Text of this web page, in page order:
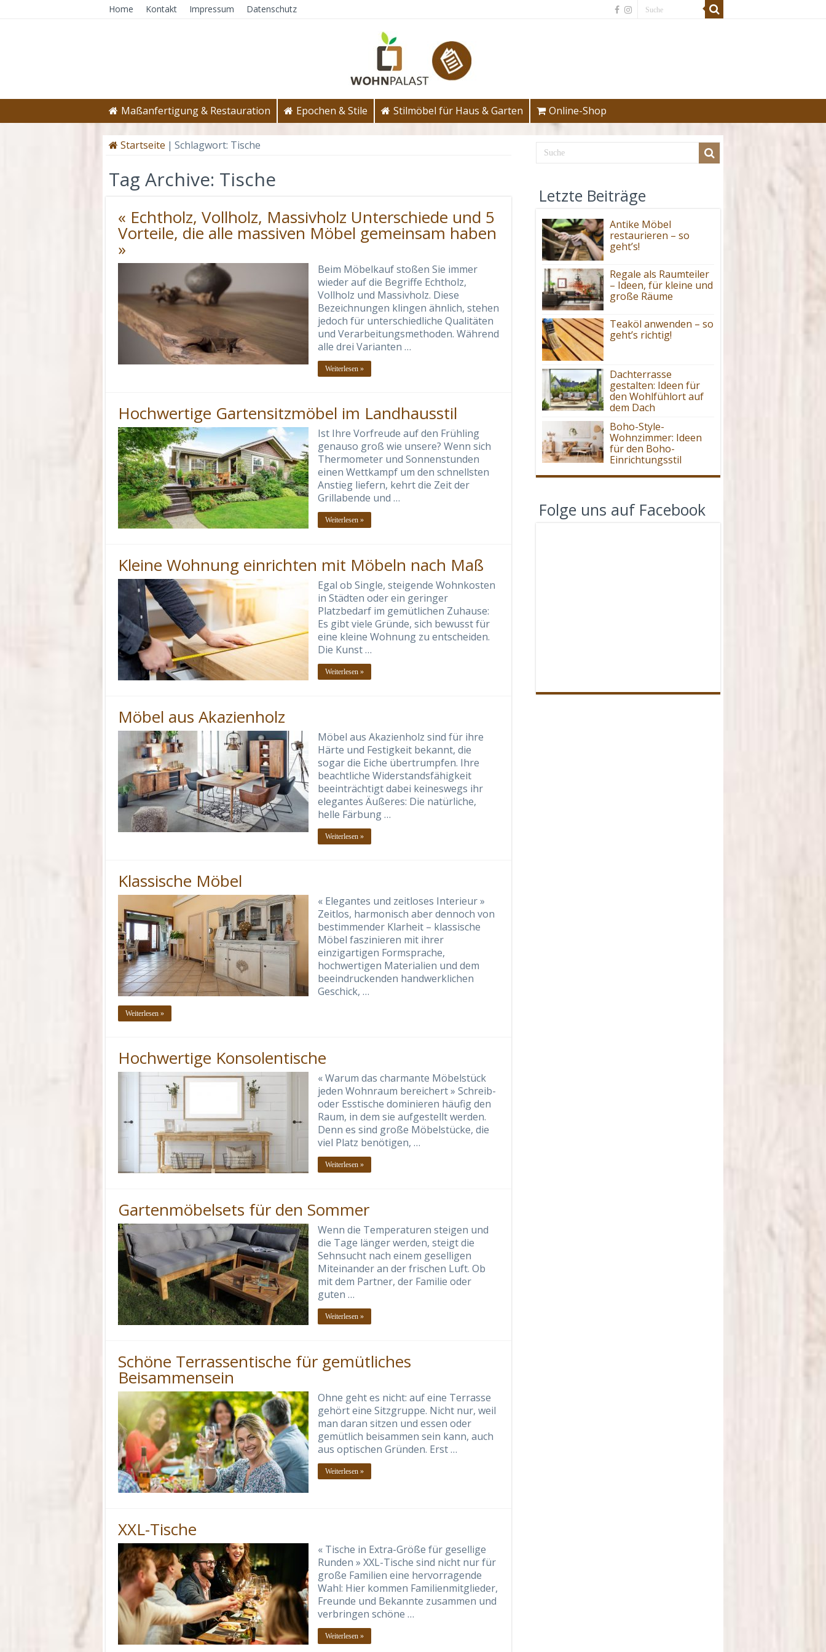
Home Kontakt Impressum Datenschutz
Maßanfertigung & Restauration Epochen & Stile Stilmöbel für Haus & Garten Online-Shop
Startseite | Schlagwort: Tische
Tag Archive: Tische
« Echtholz, Vollholz, Massivholz Unterschiede und 5
Vorteile, die alle massiven Möbel gemeinsam haben
»
Beim Möbelkauf stoßen Sie immer
wieder auf die Begriffe Echtholz,
Vollholz und Massivholz. Diese
Bezeichnungen klingen ähnlich, stehen
jedoch für unterschiedliche Qualitäten
und Verarbeitungsmethoden. Während
alle drei Varianten …
Weiterlesen »
Hochwertige Gartensitzmöbel im Landhausstil
Ist Ihre Vorfreude auf den Frühling
genauso groß wie unsere? Wenn sich
Thermometer und Sonnenstunden
einen Wettkampf um den schnellsten
Anstieg liefern, kehrt die Zeit der
Grillabende und …
Weiterlesen »
Kleine Wohnung einrichten mit Möbeln nach Maß
Egal ob Single, steigende Wohnkosten
in Städten oder ein geringer
Platzbedarf im gemütlichen Zuhause:
Es gibt viele Gründe, sich bewusst für
eine kleine Wohnung zu entscheiden.
Die Kunst …
Weiterlesen »
Möbel aus Akazienholz
Möbel aus Akazienholz sind für ihre
Härte und Festigkeit bekannt, die
sogar die Eiche übertrumpfen. Ihre
beachtliche Widerstandsfähigkeit
beeinträchtigt dabei keineswegs ihr
elegantes Äußeres: Die natürliche,
helle Färbung …
Weiterlesen »
Klassische Möbel
« Elegantes und zeitloses Interieur »
Zeitlos, harmonisch aber dennoch von
bestimmender Klarheit – klassische
Möbel faszinieren mit ihrer
einzigartigen Formsprache,
hochwertigen Materialien und dem
beeindruckenden handwerklichen
Geschick, …
Weiterlesen »
Hochwertige Konsolentische
« Warum das charmante Möbelstück
jeden Wohnraum bereichert » Schreib-
oder Esstische dominieren häufig den
Raum, in dem sie aufgestellt werden.
Denn es sind große Möbelstücke, die
viel Platz benötigen, …
Weiterlesen »
Gartenmöbelsets für den Sommer
Wenn die Temperaturen steigen und
die Tage länger werden, steigt die
Sehnsucht nach einem geselligen
Miteinander an der frischen Luft. Ob
mit dem Partner, der Familie oder
guten …
Weiterlesen »
Schöne Terrassentische für gemütliches
Beisammensein
Ohne geht es nicht: auf eine Terrasse
gehört eine Sitzgruppe. Nicht nur, weil
man daran sitzen und essen oder
gemütlich beisammen sein kann, auch
aus optischen Gründen. Erst …
Weiterlesen »
XXL-Tische
« Tische in Extra-Größe für gesellige
Runden » XXL-Tische sind nicht nur für
große Familien eine hervorragende
Wahl: Hier kommen Familienmitglieder,
Freunde und Bekannte zusammen und
verbringen schöne …
Weiterlesen »
Letzte Beiträge
Antike Möbel
restaurieren – so
geht’s!
Regale als Raumteiler
– Ideen, für kleine und
große Räume
Teaköl anwenden – so
geht’s richtig!
Dachterrasse
gestalten: Ideen für
den Wohlfühlort auf
dem Dach
Boho-Style-
Wohnzimmer: Ideen
für den Boho-
Einrichtungsstil
Folge uns auf Facebook